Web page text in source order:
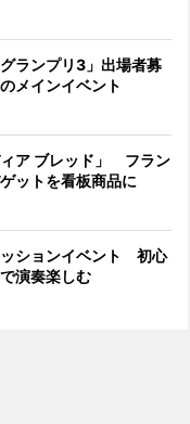
ランプリ3」出場者募
メインイベント
ア ブレッド」 フラン
ットを看板商品に
ションイベント 初心
演奏楽しむ